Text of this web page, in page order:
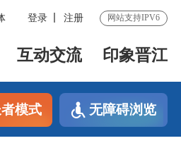
登录 注册 网站支持IPV6
互动交流 印象晋江
模式 无障碍浏览